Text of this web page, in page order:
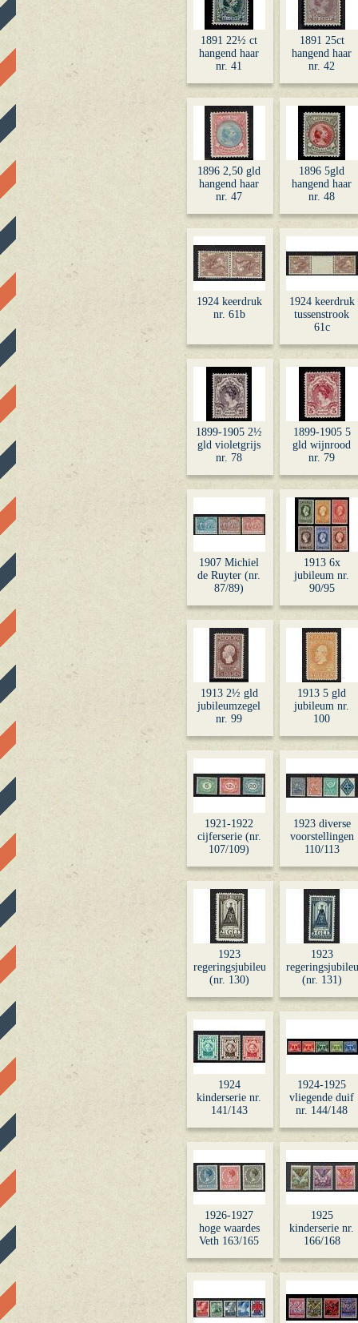
1891 22½ ct
hangend haar
nr. 41
1891 25ct
hangend haar
nr. 42
1896 2,50 gld
hangend haar
nr. 47
1896 5gld
hangend haar
nr. 48
1924 keerdruk
nr. 61b
1924 keerdruk
tussenstrook
61c
1899-1905 2½
gld violetgrijs
nr. 78
1899-1905 5
gld wijnrood
nr. 79
1907 Michiel
de Ruyter (nr.
87/89)
1913 6x
jubileum nr.
90/95
1913 2½ gld
jubileumzegel
nr. 99
1913 5 gld
jubileum nr.
100
1921-1922
cijferserie (nr.
107/109)
1923 diverse
voorstellingen
110/113
1923
regeringsjubileum
(nr. 130)
1923
(nr. 131)
1924
kinderserie nr.
141/143
1924-1925
vliegende duif
nr. 144/148
1926-1927
hoge waardes
Veth 163/165
1925
kinderserie nr.
166/168